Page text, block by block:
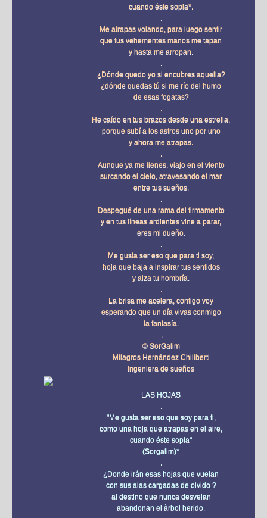
cuando éste sopla*.
Me atrapas volando, para luego sentir
que tus vehementes manos me tapan
y hasta me arropan.
¿Dónde quedo yo si encubres aquella?
¿dónde quedas tú si me río del humo
de esas fogatas?
He caído en tus brazos desde una estrella,
porque subí a los astros uno por uno
y ahora me atrapas.
Aunque ya me tienes, viajo en el viento
surcando el cielo, atravesando el mar
entre tus sueños.
Despegué de una rama del firmamento
y en tus líneas ardientes vine a parar,
eres mi dueño.
Me gusta ser eso que para ti soy,
hoja que baja a inspirar tus sentidos
y alza tu hombría.
La brisa me acelera, contigo voy
esperando que un día vivas conmigo
la fantasía.
© SorGalim
Milagros Hernández Chiliberti
Ingeniera de sueños
LAS HOJAS
"Me gusta ser eso que soy para ti,
como una hoja que atrapas en el aire,
cuando éste sopla"
(Sorgalim)*
¿Donde irán esas hojas que vuelan
con sus alas cargadas de olvido ?
al destino que nunca desvelan
abandonan el àrbol herido.